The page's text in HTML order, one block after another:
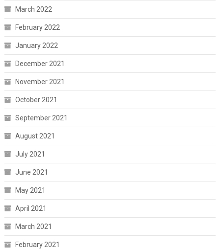
March 2022
February 2022
January 2022
December 2021
November 2021
October 2021
September 2021
August 2021
July 2021
June 2021
May 2021
April 2021
March 2021
February 2021